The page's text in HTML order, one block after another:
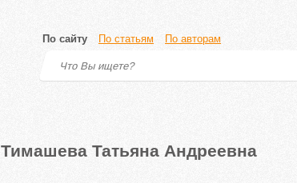
По сайту По статьям По авторам
Тимашева Татьяна Андреевна